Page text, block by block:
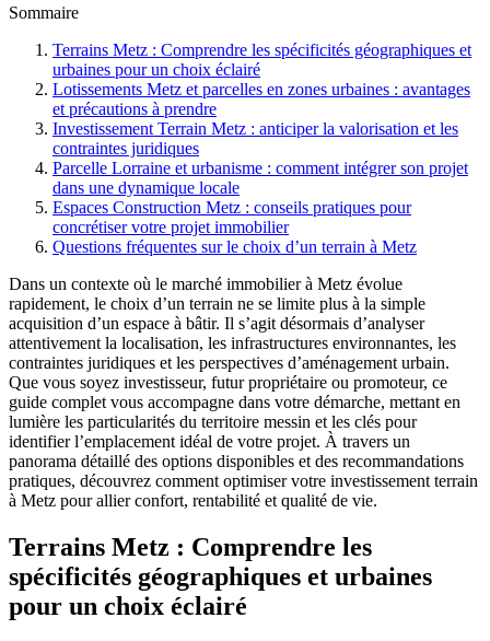
Sommaire
Terrains Metz : Comprendre les spécificités géographiques et
urbaines pour un choix éclairé
Lotissements Metz et parcelles en zones urbaines : avantages
et précautions à prendre
Investissement Terrain Metz : anticiper la valorisation et les
contraintes juridiques
Parcelle Lorraine et urbanisme : comment intégrer son projet
dans une dynamique locale
Espaces Construction Metz : conseils pratiques pour
concrétiser votre projet immobilier
Questions fréquentes sur le choix d’un terrain à Metz
Dans un contexte où le marché immobilier à Metz évolue
rapidement, le choix d’un terrain ne se limite plus à la simple
acquisition d’un espace à bâtir. Il s’agit désormais d’analyser
attentivement la localisation, les infrastructures environnantes, les
contraintes juridiques et les perspectives d’aménagement urbain.
Que vous soyez investisseur, futur propriétaire ou promoteur, ce
guide complet vous accompagne dans votre démarche, mettant en
lumière les particularités du territoire messin et les clés pour
identifier l’emplacement idéal de votre projet. À travers un
panorama détaillé des options disponibles et des recommandations
pratiques, découvrez comment optimiser votre investissement terrain
à Metz pour allier confort, rentabilité et qualité de vie.
Terrains Metz : Comprendre les
spécificités géographiques et urbaines
pour un choix éclairé